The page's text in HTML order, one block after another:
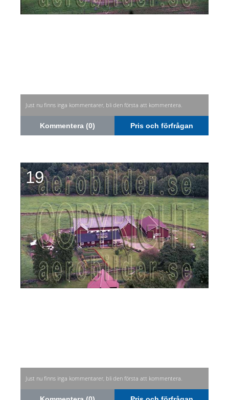
Just nu finns inga kommentarer, bli den första att kommentera.
Kommentera (0) Pris och förfrågan
19
Just nu finns inga kommentarer, bli den första att kommentera.